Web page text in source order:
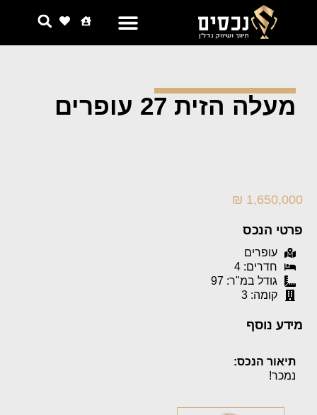
מעלה הזית 27 עופרים
1,650,000 ₪
פרטי הנכס
עופרים
חדרים: 4
גודל במ"ר: 97
קומה: 3
מידע נוסף
תיאור הנכס:
נמכר!